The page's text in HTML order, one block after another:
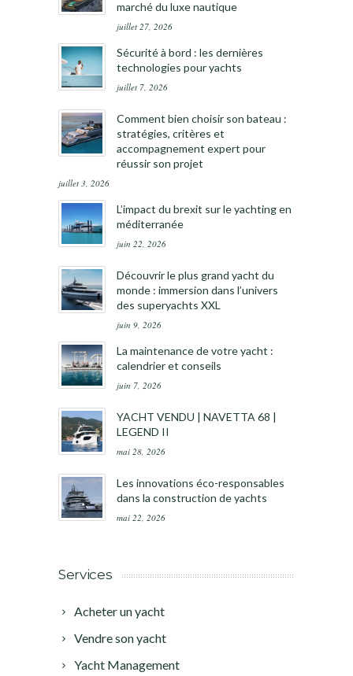
marché du luxe nautique
juillet 27, 2026
Sécurité à bord : les dernières
technologies pour yachts
juillet 7, 2026
Comment bien choisir son bateau :
stratégies, critères et
accompagnement expert pour
réussir son projet
juillet 3, 2026
L’impact du brexit sur le yachting en
méditerranée
juin 22, 2026
Découvrir le plus grand yacht du
monde : immersion dans l’univers
des superyachts XXL
juin 9, 2026
La maintenance de votre yacht :
calendrier et conseils
juin 7, 2026
YACHT VENDU | NAVETTA 68 |
LEGEND II
mai 28, 2026
Les innovations éco-responsables
dans la construction de yachts
mai 22, 2026
Services
Acheter un yacht
Vendre son yacht
Yacht Management